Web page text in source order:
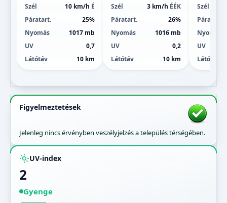
Szél
10 km/h É
Páratart.
25%
Nyomás
1017 mb
UV
0,7
Látótáv
10 km
Szél
3 km/h ÉÉK
Páratart.
26%
Nyomás
1016 mb
UV
0,2
Látótáv
10 km
Szél
Páratart.
Nyomás
UV
Látótáv
Figyelmeztetések
Jelenleg nincs érvényben veszélyjelzés a település térségében.
UV-index
2
Gyenge